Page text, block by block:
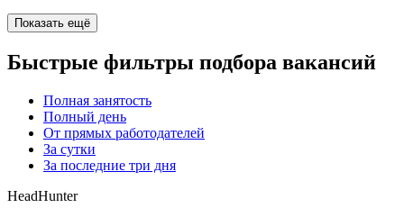
Показать ещё
Быстрые фильтры подбора вакансий
Полная занятость
Полный день
От прямых работодателей
За сутки
За последние три дня
HeadHunter